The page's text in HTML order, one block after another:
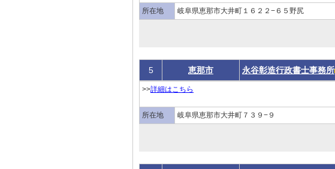
所在地 岐阜県恵那市大井町１６２２−６５野尻
5 恵那市 永谷彰造行政書士事務所
>>詳細はこちら
所在地 岐阜県恵那市大井町７３９−９